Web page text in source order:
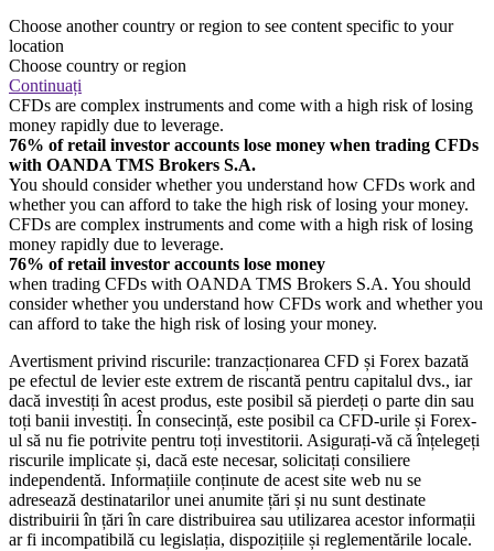
Choose another country or region to see content specific to your
location
Choose country or region
Continuați
CFDs are complex instruments and come with a high risk of losing
money rapidly due to leverage.
76% of retail investor accounts lose money when trading CFDs
with OANDA TMS Brokers S.A.
You should consider whether you understand how CFDs work and
whether you can afford to take the high risk of losing your money.
CFDs are complex instruments and come with a high risk of losing
money rapidly due to leverage.
76% of retail investor accounts lose money
when trading CFDs with OANDA TMS Brokers S.A. You should
consider whether you understand how CFDs work and whether you
can afford to take the high risk of losing your money.
Avertisment privind riscurile: tranzacționarea CFD și Forex bazată
pe efectul de levier este extrem de riscantă pentru capitalul dvs., iar
dacă investiți în acest produs, este posibil să pierdeți o parte din sau
toți banii investiți. În consecință, este posibil ca CFD-urile și Forex-
ul să nu fie potrivite pentru toți investitorii. Asigurați-vă că înțelegeți
riscurile implicate și, dacă este necesar, solicitați consiliere
independentă. Informațiile conținute de acest site web nu se
adresează destinatarilor unei anumite țări și nu sunt destinate
distribuirii în țări în care distribuirea sau utilizarea acestor informații
ar fi incompatibilă cu legislația, dispozițiile și reglementările locale.